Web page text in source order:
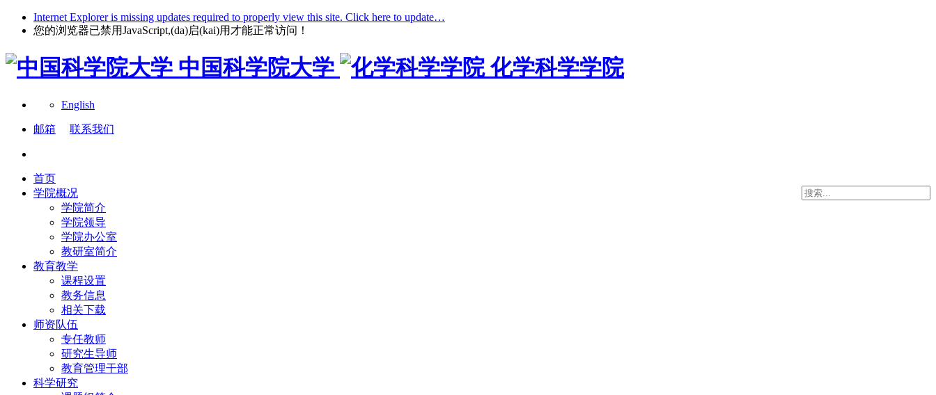
Internet Explorer is missing updates required to properly view this site. Click here to update…
您的浏览器已禁用JavaScript,(da)启(kai)用才能正常访问！
中国科学院大学 化学科学学院
English
邮箱 联系我们
首页
学院概况
学院简介
学院领导
学院办公室
教研室简介
教育教学
课程设置
教务信息
相关下载
师资队伍
专任教师
研究生导师
教育管理干部
科学研究